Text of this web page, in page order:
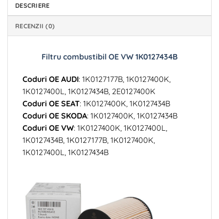
DESCRIERE
RECENZII (0)
Filtru combustibil OE VW 1K0127434B
Coduri OE AUDI: 1K0127177B, 1K0127400K,
1K0127400L, 1K0127434B, 2E0127400K
Coduri OE SEAT: 1K0127400K, 1K0127434B
Coduri OE SKODA: 1K0127400K, 1K0127434B
Coduri OE VW: 1K0127400K, 1K0127400L,
1K0127434B, 1K0127177B, 1K0127400K,
1K0127400L, 1K0127434B